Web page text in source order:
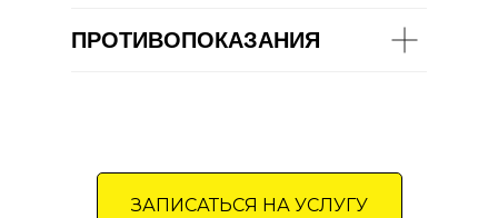
ПРОТИВОПОКАЗАНИЯ
ЗАПИСАТЬСЯ НА УСЛУГУ